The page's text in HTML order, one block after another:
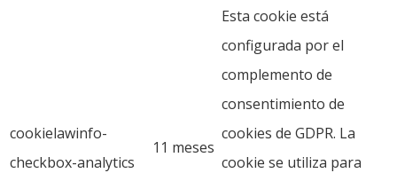
cookielawinfo-
checkbox-analytics
11 meses
Esta cookie está
configurada por el
complemento de
consentimiento de
cookies de GDPR. La
cookie se utiliza para